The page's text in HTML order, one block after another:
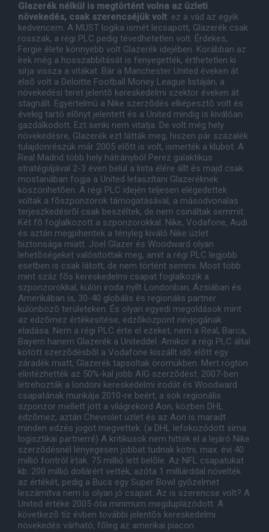
Glazerék nélkül is megtörtént volna az üzleti
növekedés, csak szerencséjük volt: ez a vád az egyik
kedvencem. A MUST logika ismét lecsapott, Glazerék csak
rosszak, a régi PLC pedig tévedhetetlen volt. Érdekes,
Fergie élete könnyebb volt Glazerék idejében. Korábban az
írek még a hosszabbítását is fenyegették, érthetetlen ki
sírja vissza a vitákat. Bár a Manchester United éveken át
elsõ volt a Deloitte Football Money League listáján, a
növekedési teret jelentõ kereskedelmi szektor éveken át
stagnált. Egyértelmû a Nike szerzõdés elképesztõ volt és
évekig tartó elõnyt jelentett és a United mindig is kiválóan
gazdálkodott. Ezt senki nem vitatja. De volt még hely
növekedésre, Glazerék ezt látták meg, hiszen pár százalék
tulajdonrészük már 2005 elõtt is volt, ismerték a klubot. A
Real Madrid több hely hátrányból Perez galaktikus
stratégiájával 2-3 éven belül a lista élére állt és majd csak
mostanában fogja a United letaszítani Glazeréknek
köszönhetõen. A régi PLC idején teljesen elégedettek
voltak a fõszponzorok támogatásával, a másodvonalas
terjeszkedésrõl csak beszéltek, de nem csináltak semmit.
Két fõ foglalkozott a szponzorokkal. Nike, Vodafone, Audi
és aztán megpihentek a tényleg kiváló Nike üzlet
biztonsága miatt. Joel Glazer és Woodward olyan
lehetõségeket valósítottak meg, amit a régi PLC legjobb
esetben is csak látott, de nem történt semmi. Most több
mint száz fõs kereskedelmi csapat foglalkozik a
szponzorokkal, külön iroda nyílt Londonban, Ázsiában és
Amerikában is, 30-40 globális és regionális partner
különbözõ területeken. És olyan egyedi megoldások mint
az edzõmez értékesítése, edzõközpont névjogának
eladása. Nem a régi PLC érte el ezeket, nem a Real, Barca,
Bayern hanem Glazerék a Uniteddel. Amikor a régi PLC által
kötött szerzõdésbõl a Vodafone kiszállt idõ elõtt egy
záradék miatt, Glazerék tapsoltak örömükben. Mert rögtön
elintézhették az 50%-kal jobb AIG szerzõdést. 2007-ben
létrehozták a londoni kereskedelmi irodát és Woodward
csapatának munkája 2010-re beért, a sok regionális
szponzor mellett jött a világrekord Aon, közben DHL
edzõmez, aztán Chevrolet üzlet és az Aon is maradt
minden edzés jogot megvettek. (a DHL lefokozódott sima
logisztikai partnerré) A kritikusok nem hitték el a lejáró Nike
szerzõdésnél lényegesen jobbat tudnak kötni, max. évi 40
millió fontról írtak. 75 millió lett belõle. Az NFL csapatukat
kb. 200 millió dollárért vették, azóta 1 milliárddal növelték
az értékét, pedig a Bucs egy Super Bowl gyõzelmet
leszámítva nem is olyan jó csapat. Az is szerencse volt? A
United értéke 2005 óta minimum megduplázódott. A
következõ tíz évben további jelentõs kereskedelmi
növekedés várható, fõleg az amerikai piacon.